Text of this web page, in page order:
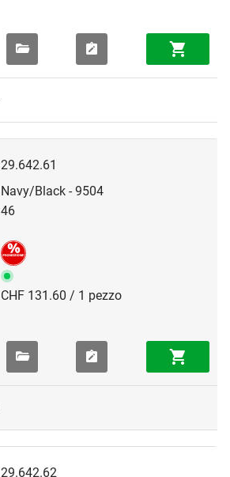
29.642.61
Navy/Black - 9504
46
CHF 131.60 / 1 pezzo
29.642.62